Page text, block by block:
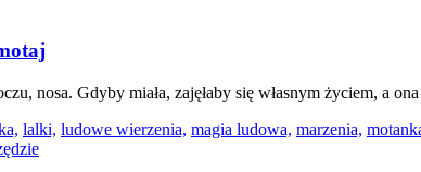
nosa. Gdyby miała, zajęłaby się własnym życiem, a
lalki, ludowe wierzenia, magia ludowa, marzenia,